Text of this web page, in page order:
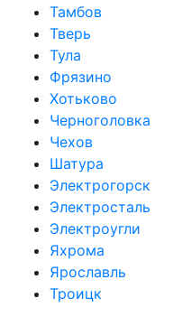
Тамбов
Тверь
Тула
Фрязино
Хотьково
Черноголовка
Чехов
Шатура
Электрогорск
Электросталь
Электроугли
Яхрома
Ярославль
Троицк